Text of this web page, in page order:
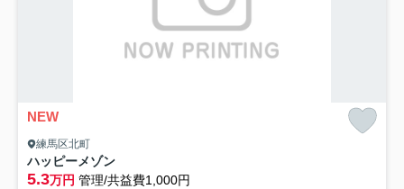
NEW
練馬区北町
ハッピーメゾン
5.3万円 管理/共益費1,000円